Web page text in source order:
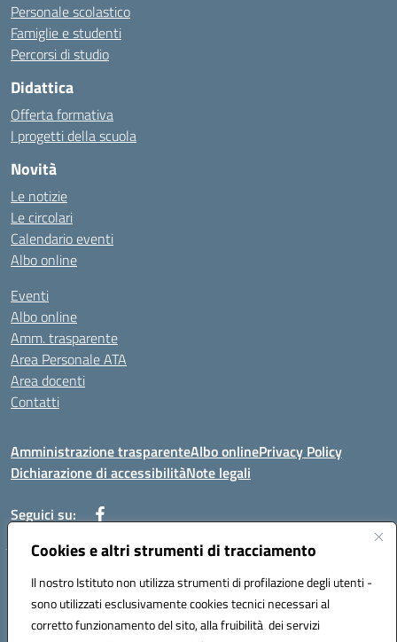
Cookies e altri strumenti di tracciamento
Il nostro Istituto non utilizza strumenti di profilazione degli utenti -
sono utilizzati esclusivamente cookies tecnici necessari al
corretto funzionamento del sito, alla fruibilità dei servizi
Personale scolastico
Famiglie e studenti
Percorsi di studio
Didattica
Offerta formativa
I progetti della scuola
Novità
Le notizie
Le circolari
Calendario eventi
Albo online
Eventi
Albo online
Amm. trasparente
Area Personale ATA
Area docenti
Contatti
Amministrazione trasparenteAlbo onlinePrivacy Policy
Dichiarazione di accessibilitàNote legali
Seguici su:
Indirizzo: VIA BRECCIAME, 46 - 81024 MADDALONI (CE)
Mail: CEIC8AU001@istruzione.it - Pec: CEIC8AU001@pec.istruzione.it -
Telefono: 0823408721
Meccanografico: CEIC8AU001